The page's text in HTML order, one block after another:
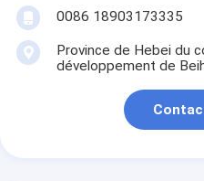
0086 18903173335
Province de Hebei du
développement de